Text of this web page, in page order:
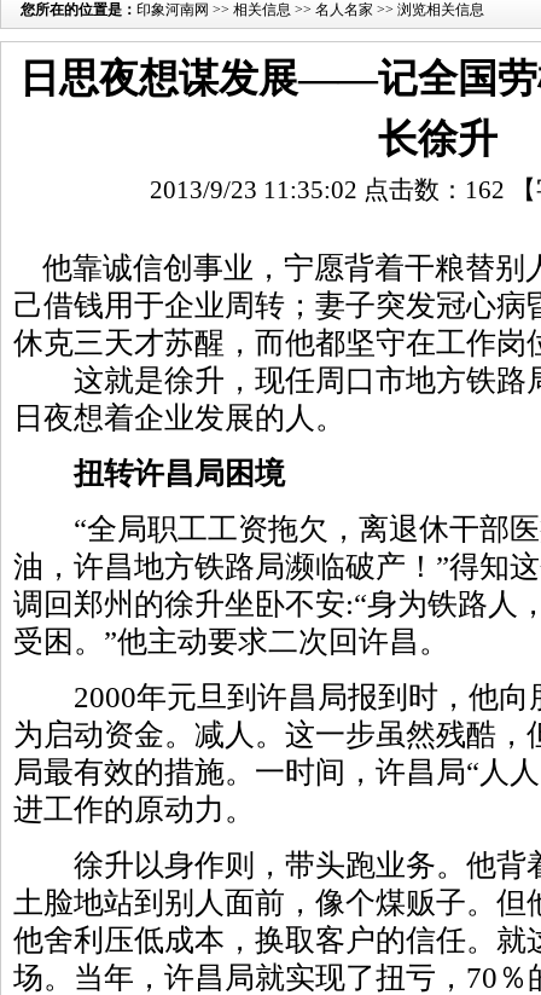
您所在的位置是： 印象河南网 >> 相关信息 >> 名人名家 >> 浏览相关信息
日思夜想谋发展——记全国
长徐升
2013/9/23 11:35:02 点击数： 162
他靠诚信创事业，宁愿背着干粮替别
己借钱用于企业周转；妻子突发冠心病
休克三天才苏醒，而他都坚守在工作
这就是徐升，现任周口市地方铁路
日夜想着企业发展的人。
扭转许昌局困境
“全局职工工资拖欠，离退休干部医
油，许昌地方铁路局濒临破产！”得知
调回郑州的徐升坐卧不安:“身为铁路人
受困。”他主动要求二次回许昌。
2000年元旦到许昌局报到时，他向
为启动资金。减人。这一步虽然残酷
局最有效的措施。一时间，许昌局“人
进工作的原动力。
徐升以身作则，带头跑业务。他背
土脸地站到别人面前，像个煤贩子。
他舍利压低成本，换取客户的信任。就
场。当年，许昌局就实现了扭亏，70